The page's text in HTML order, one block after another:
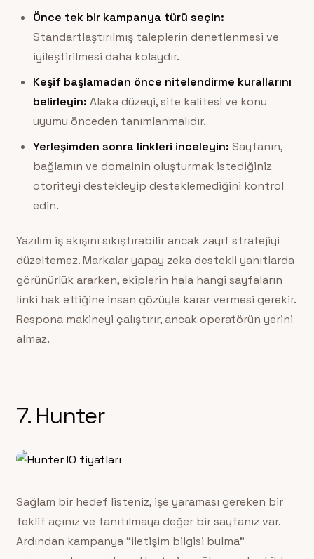
Önce tek bir kampanya türü seçin:
Standartlaştırılmış taleplerin denetlenmesi ve
iyileştirilmesi daha kolaydır.
Keşif başlamadan önce nitelendirme kurallarını
belirleyin: Alaka düzeyi, site kalitesi ve konu
uyumu önceden tanımlanmalıdır.
Yerleşimden sonra linkleri inceleyin: Sayfanın,
bağlamın ve domainin oluşturmak istediğiniz
otoriteyi destekleyip desteklemediğini kontrol
edin.
Yazılım iş akışını sıkıştırabilir ancak zayıf stratejiyi
düzeltemez. Markalar yapay zeka destekli yanıtlarda
görünürlük ararken, ekiplerin hala hangi sayfaların
linki hak ettiğine insan gözüyle karar vermesi gerekir.
Respona makineyi çalıştırır, ancak operatörün yerini
almaz.
7. Hunter
Sağlam bir hedef listeniz, işe yaraması gereken bir
teklif açınız ve tanıtılmaya değer bir sayfanız var.
Ardından kampanya “iletişim bilgisi bulma”